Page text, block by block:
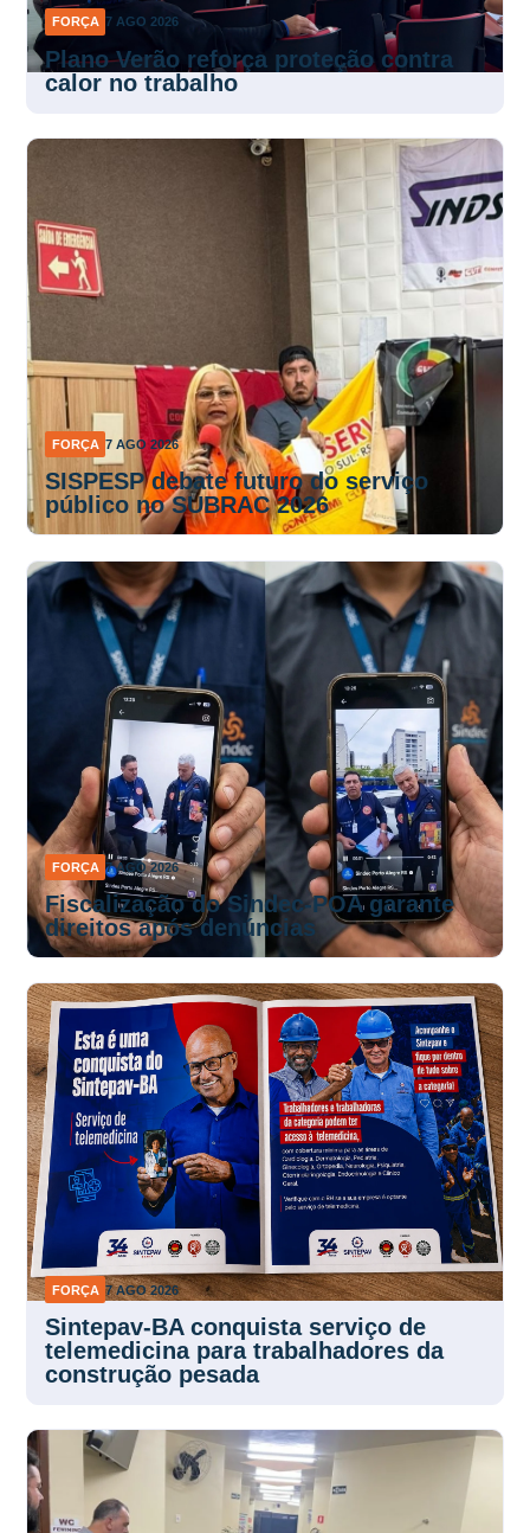
FORÇA 7 AGO 2026
Plano Verão reforça proteção contra
calor no trabalho
FORÇA 7 AGO 2026
SISPESP debate futuro do serviço
público no SUBRAC 2026
FORÇA 7 AGO 2026
Fiscalização do Sindec-POA garante
direitos após denúncias
FORÇA 7 AGO 2026
Sintepav-BA conquista serviço de
telemedicina para trabalhadores da
construção pesada